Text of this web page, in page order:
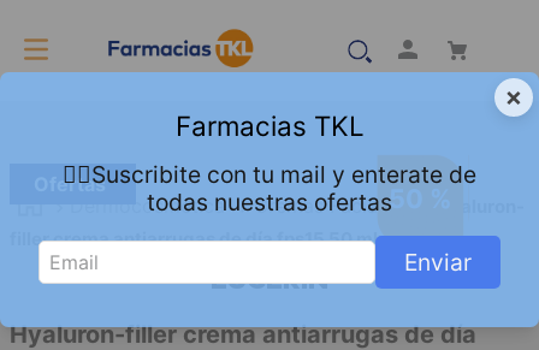
Ofertas 50 %
Dermocosmetica Cremas Faciales
filler crema antiarrugas de día fps15 50 ml
EUCERIN
Hyaluron-filler crema antiarrugas de día
×
Farmacias TKL
👇🏻Suscribite con tu mail y enterate de
todas nuestras ofertas
Enviar